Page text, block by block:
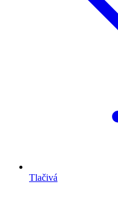
Tlačivá